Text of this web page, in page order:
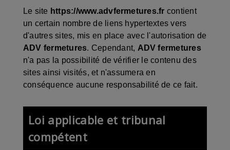
Le site https://www.advfermetures.fr contient
un certain nombre de liens hypertextes vers
d'autres sites, mis en place avec l'autorisation de
ADV fermetures. Cependant, ADV fermetures
n'a pas la possibilité de vérifier le contenu des
sites ainsi visités, et n'assumera en
conséquence aucune responsabilité de ce fait.
Loi applicable et tribunal
compétent